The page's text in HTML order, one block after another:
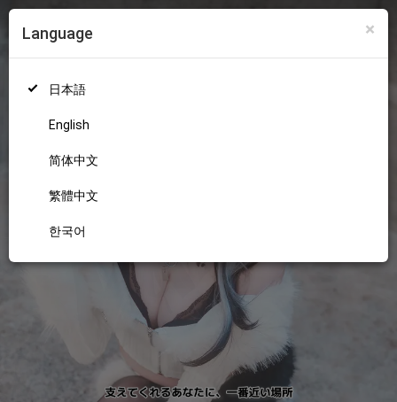
×
Language
日本語
English
简体中文
繁體中文
한국어
18+